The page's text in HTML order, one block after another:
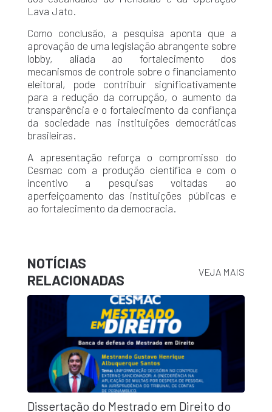
Lava Jato.
Como conclusão, a pesquisa aponta que a
aprovação de uma legislação abrangente sobre
lobby, aliada ao fortalecimento dos
mecanismos de controle sobre o financiamento
eleitoral, pode contribuir significativamente
para a redução da corrupção, o aumento da
transparência e o fortalecimento da confiança
da sociedade nas instituições democráticas
brasileiras.
A apresentação reforça o compromisso do
Cesmac com a produção científica e com o
incentivo a pesquisas voltadas ao
aperfeiçoamento das instituições públicas e
ao fortalecimento da democracia.
NOTÍCIAS
RELACIONADAS
VEJA MAIS
Dissertação do Mestrado em Direito do